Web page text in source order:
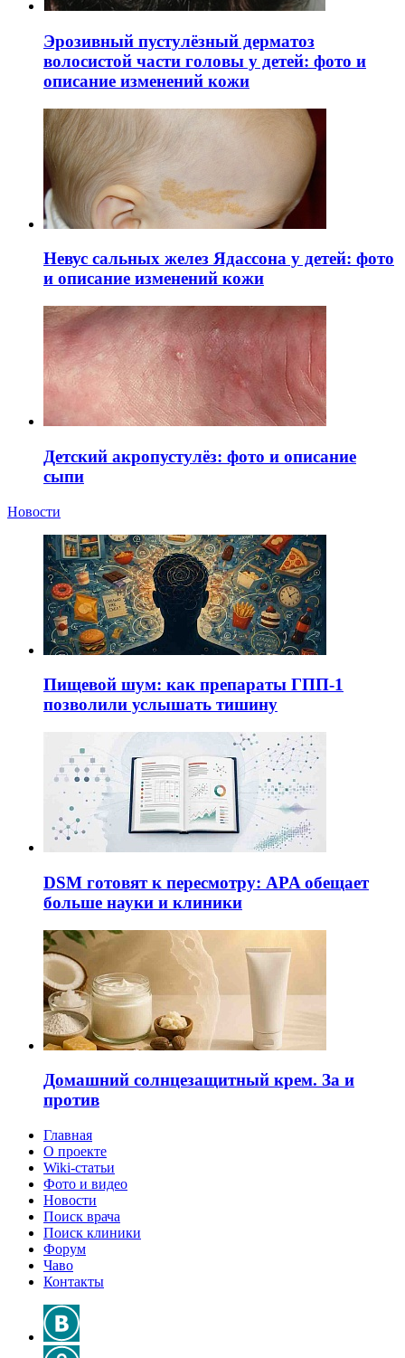
Эрозивный пустулёзный дерматоз
волосистой части головы у детей: фото и
описание изменений кожи
Невус сальных желез Ядассона у детей: фото
и описание изменений кожи
Детский акропустулёз: фото и описание
сыпи
Новости
Пищевой шум: как препараты ГПП-1
позволили услышать тишину
DSM готовят к пересмотру: APA обещает
больше науки и клиники
Домашний солнцезащитный крем. За и
против
Главная
О проекте
Wiki-статьи
Фото и видео
Новости
Поиск врача
Поиск клиники
Форум
Чаво
Контакты